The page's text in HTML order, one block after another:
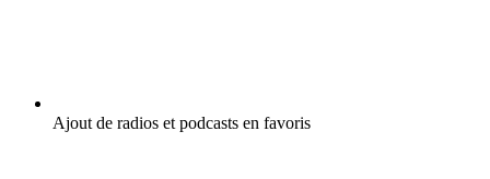
Ajout de radios et podcasts en favoris